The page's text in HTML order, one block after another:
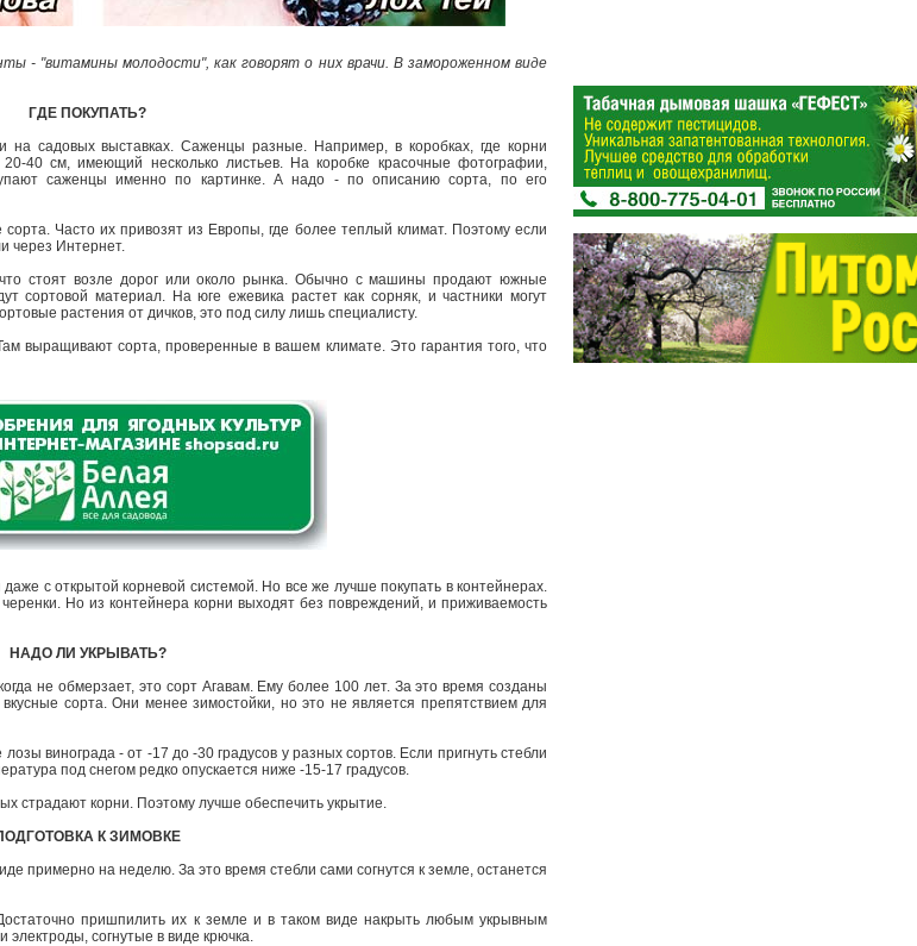
- "витамины молодости", как говорят о них врачи. В замороженном виде
ГДЕ ПОКУПАТЬ?
на садовых выставках. Саженцы разные. Например, в коробках, где корни
40 см, имеющий несколько листьев. На коробке красочные фотографии,
саженцы именно по картинке. А надо - по описанию сорта, по его
Часто их привозят из Европы, где более теплый климат. Поэтому если
через Интернет.
стоят возле дорог или около рынка. Обычно с машины продают южные
сортовой материал. На юге ежевика растет как сорняк, и частники могут
растения от дичков, это под силу лишь специалисту.
выращивают сорта, проверенные в вашем климате. Это гарантия того, что
с открытой корневой системой. Но все же лучше покупать в контейнерах.
Но из контейнера корни выходят без повреждений, и приживаемость
НАДО ЛИ УКРЫВАТЬ?
не обмерзает, это сорт Агавам. Ему более 100 лет. За это время созданы
сорта. Они менее зимостойки, но это не является препятствием для
винограда - от -17 до -30 градусов у разных сортов. Если пригнуть стебли
под снегом редко опускается ниже -15-17 градусов.
страдают корни. Поэтому лучше обеспечить укрытие.
К ЗИМОВКЕ
примерно на неделю. За это время стебли сами согнутся к земле, останется
пришпилить их к земле и в таком виде накрыть любым укрывным
согнутые в виде крючка.